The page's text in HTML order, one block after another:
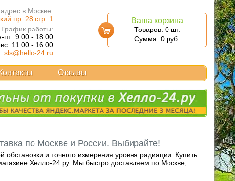
в Москве:
пр. 28 стр. 1
График работы:
пт: 9:00 - 18:00
11:00 - 16:00
sls@hello-24.ru
Ваша корзина
Товаров: 0 шт.
Сумма: 0 руб.
Контакты Отзывы
по Москве и России. Выбирайте!
и точного измерения уровня радиации. Купить
Хелло-24.ру. Мы быстро доставляем по Москве,